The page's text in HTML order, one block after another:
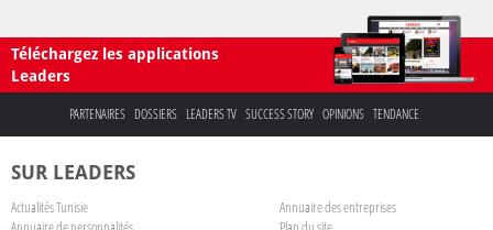
Téléchargez les applications
Leaders
PARTENAIRES DOSSIERS LEADERS TV SUCCESS STORY OPINIONS TENDANCE
SUR LEADERS
Actualités Tunisie
Annuaire des entreprises